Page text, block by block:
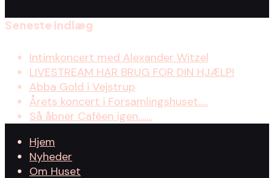
Seneste indlæg
Intimkoncert med Alexander Witzel
LIVESTREAM HAR BRUG FOR DIN HJÆLP!
Abba Gold i Vejstrup
Årets koncert i Forsamlingshuset…..
Så åbner Caféen igen…….
Hjem
Nyheder
Om Huset